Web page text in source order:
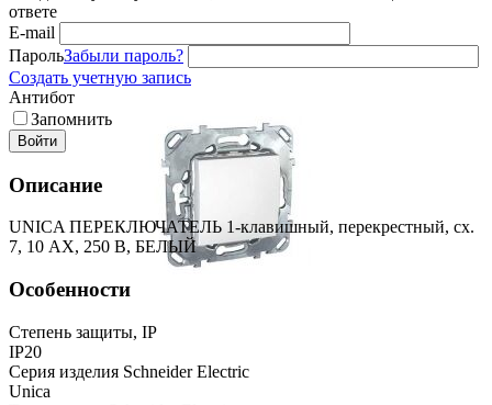
ответе
E-mail
ПарольЗабыли пароль?
Создать учетную запись
Антибот
Запомнить
Войти
Описание
UNICA ПЕРЕКЛЮЧАТЕЛЬ 1-клавишный, перекрестный, сх.
7, 10 АX, 250 В, БЕЛЫЙ
Особенности
Степень защиты, IP
IP20
Серия изделия Schneider Electric
Unica